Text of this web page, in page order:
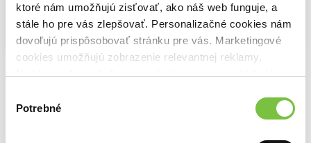
ktoré nám umožňujú zisťovať, ako náš web funguje, a
stále ho pre vás zlepšovať. Personalizačné cookies nám
dovoľujú prispôsobovať stránku pre vás. Marketingové
cookies umožňujú zobrazenie relevantnej reklamy.
Niektoré údaje zdieľame aj s tretími stranami. Veľmi by
cookies.
súhlasu
Potrebné
Na sklade
The World of Bridgerton - 1000 Piece Puzzle
19,20€
Na sklade
The World of Hercule Poirot
21,30€
Na sklade
John Mullan